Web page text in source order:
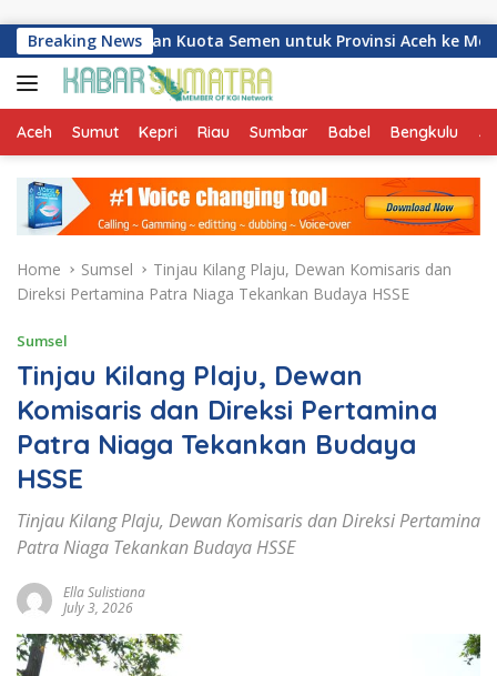
Breaking News
Kuota Semen untuk Provinsi Aceh ke Mendagri dan
Aceh Sumut Kepri Riau Sumbar Babel Bengkulu
Home Sumsel
Tinjau Kilang Plaju, Dewan Komisaris dan
Direksi Pertamina Patra Niaga Tekankan Budaya HSSE
Sumsel
Tinjau Kilang Plaju, Dewan
Komisaris dan Direksi Pertamina
Patra Niaga Tekankan Budaya
HSSE
Tinjau Kilang Plaju, Dewan Komisaris dan Direksi Pertamina
Patra Niaga Tekankan Budaya HSSE
Ella Sulistiana
July 3, 2026